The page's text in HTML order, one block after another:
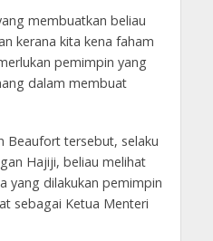
membuatkan beliau
kerana kita kena faham
pemimpin yang
dalam membuat
Beaufort tersebut, selaku
Hajiji, beliau melihat
yang dilakukan pemimpin
sebagai Ketua Menteri